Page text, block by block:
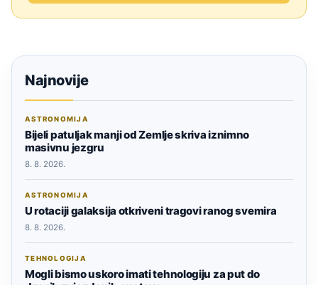
Najnovije
ASTRONOMIJA
Bijeli patuljak manji od Zemlje skriva iznimno
masivnu jezgru
8. 8. 2026.
ASTRONOMIJA
U rotaciji galaksija otkriveni tragovi ranog svemira
8. 8. 2026.
TEHNOLOGIJA
Mogli bismo uskoro imati tehnologiju za put do